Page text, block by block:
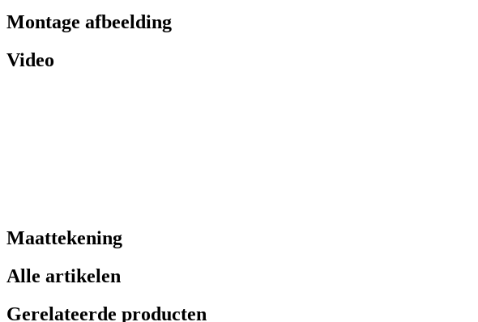
Montage afbeelding
Video
Maattekening
Alle artikelen
Gerelateerde producten